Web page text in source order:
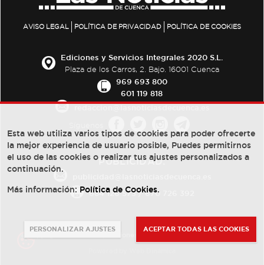
AVISO LEGAL POLÍTICA DE PRIVACIDAD POLÍTICA DE COOKIES
Ediciones y Servicios Integrales 2020 S.L.
Plaza de los Carros, 2. Bajo. 16001 Cuenca
969 693 800
601 119 818
PUBLICIDAD:
684 126 573/670 726 392
Esta web utiliza varios tipos de cookies para poder ofrecerte
la mejor experiencia de usuario posible, Puedes permitirnos
el uso de las cookies o realizar tus ajustes personalizados a
continuación.
Más información: Política de Cookies.
PERSONALIZAR AJUSTES ACEPTAR TODAS LAS COOKIES